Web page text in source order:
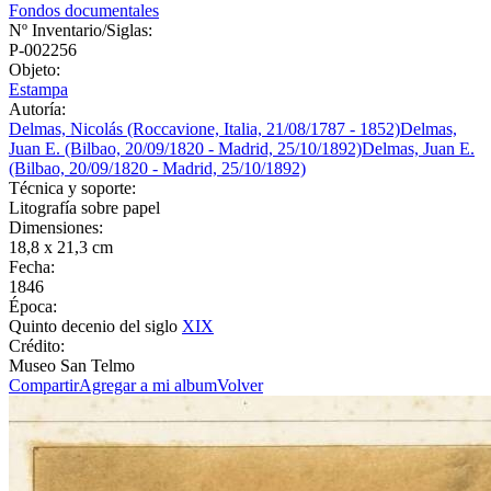
Fondos documentales
Nº Inventario/Siglas:
P-002256
Objeto:
Estampa
Autoría:
Delmas, Nicolás (Roccavione, Italia, 21/08/1787 - 1852)Delmas,
Juan E. (Bilbao, 20/09/1820 - Madrid, 25/10/1892)Delmas, Juan E.
(Bilbao, 20/09/1820 - Madrid, 25/10/1892)
Técnica y soporte:
Litografía sobre papel
Dimensiones:
18,8 x 21,3 cm
Fecha:
1846
Época:
Quinto decenio del siglo XIX
Crédito:
Museo San Telmo
CompartirAgregar a mi albumVolver